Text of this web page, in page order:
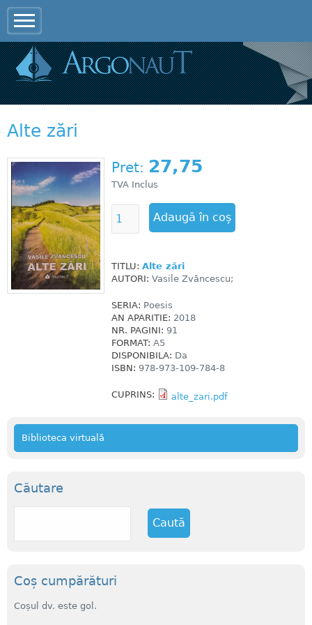
Alte zări
Pret: 27,75
TVA Inclus
TITLU: Alte zări
AUTORI: Vasile Zvăncescu;
SERIA: Poesis
AN APARITIE: 2018
NR. PAGINI: 91
FORMAT: A5
DISPONIBILA: Da
ISBN: 978-973-109-784-8
CUPRINS: alte_zari.pdf
Biblioteca virtuală
Căutare
C
Coș cumpărături
Coșul dv. este gol.